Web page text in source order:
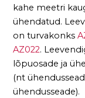
kahe meetri
ühendatud.
on turvakonks
AZ022.
lõpuosade ja
(nt
ühendusseade).